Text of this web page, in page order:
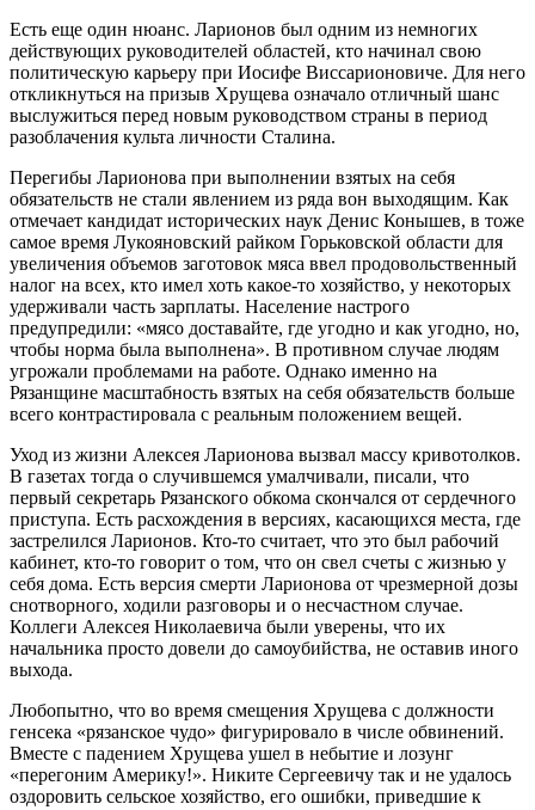
Есть еще один нюанс. Ларионов был одним из немногих
действующих руководителей областей, кто начинал свою
политическую карьеру при Иосифе Виссарионовиче. Для него
откликнуться на призыв Хрущева означало отличный шанс
выслужиться перед новым руководством страны в период
разоблачения культа личности Сталина.
Перегибы Ларионова при выполнении взятых на себя
обязательств не стали явлением из ряда вон выходящим. Как
отмечает кандидат исторических наук Денис Конышев, в тоже
самое время Лукояновский райком Горьковской области для
увеличения объемов заготовок мяса ввел продовольственный
налог на всех, кто имел хоть какое-то хозяйство, у некоторых
удерживали часть зарплаты. Население настрого
предупредили: «мясо доставайте, где угодно и как угодно, но,
чтобы норма была выполнена». В противном случае людям
угрожали проблемами на работе. Однако именно на
Рязанщине масштабность взятых на себя обязательств больше
всего контрастировала с реальным положением вещей.
Уход из жизни Алексея Ларионова вызвал массу кривотолков.
В газетах тогда о случившемся умалчивали, писали, что
первый секретарь Рязанского обкома скончался от сердечного
приступа. Есть расхождения в версиях, касающихся места, где
застрелился Ларионов. Кто-то считает, что это был рабочий
кабинет, кто-то говорит о том, что он свел счеты с жизнью у
себя дома. Есть версия смерти Ларионова от чрезмерной дозы
снотворного, ходили разговоры и о несчастном случае.
Коллеги Алексея Николаевича были уверены, что их
начальника просто довели до самоубийства, не оставив иного
выхода.
Любопытно, что во время смещения Хрущева с должности
генсека «рязанское чудо» фигурировало в числе обвинений.
Вместе с падением Хрущева ушел в небытие и лозунг
«перегоним Америку!». Никите Сергеевичу так и не удалось
оздоровить сельское хозяйство, его ошибки, приведшие к